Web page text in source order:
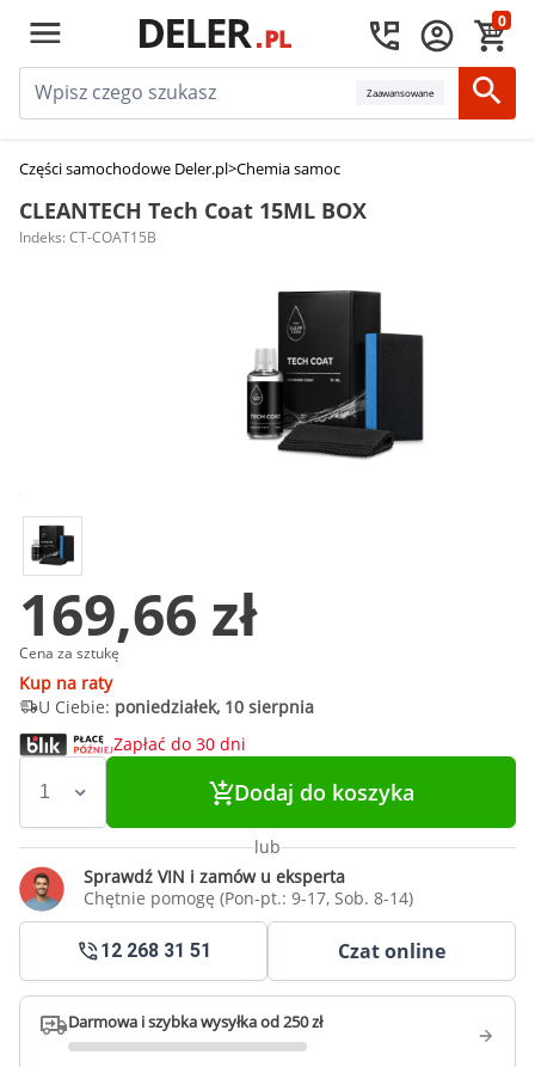
0
Zaawansowane
Części samochodowe Deler.pl>Chemia samochodowa
CLEANTECH Tech Coat 15ML BOX
Indeks: CT-COAT15B
169,66 zł
Cena za sztukę
Kup na raty
U Ciebie: poniedziałek, 10 sierpnia
Zapłać do 30 dni
Dodaj do koszyka
lub
Sprawdź VIN i zamów u eksperta
Chętnie pomogę (Pon-pt.: 9-17, Sob. 8-14)
12 268 31 51 Czat online
Darmowa i szybka wysyłka od 250 zł